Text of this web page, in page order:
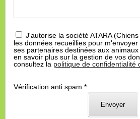
J'autorise la société ATARA
les données recueillies pour
ses partenaires destinées aux
en savoir plus sur la gestion de vos
consultez la politique de confidentialité
Vérification anti spam *